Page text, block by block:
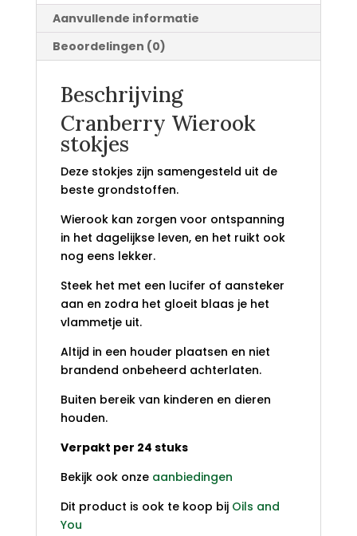
Aanvullende informatie
Beoordelingen (0)
Beschrijving
Cranberry Wierook
stokjes
Deze stokjes zijn samengesteld uit de
beste grondstoffen.
Wierook kan zorgen voor ontspanning
in het dagelijkse leven, en het ruikt ook
nog eens lekker.
Steek het met een lucifer of aansteker
aan en zodra het gloeit blaas je het
vlammetje uit.
Altijd in een houder plaatsen en niet
brandend onbeheerd achterlaten.
Buiten bereik van kinderen en dieren
houden.
Verpakt per 24 stuks
Bekijk ook onze aanbiedingen
Dit product is ook te koop bij Oils and
You